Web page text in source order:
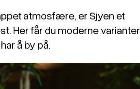
atmosfære, er Sjyen et
Her får du moderne varianter
å by på.